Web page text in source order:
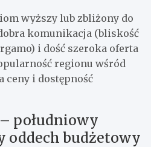
wyższy lub zbliżony do
komunikacja (bliskość
i dość szeroka oferta
regionu wśród
ceny i dostępność
południowy
budżetowy